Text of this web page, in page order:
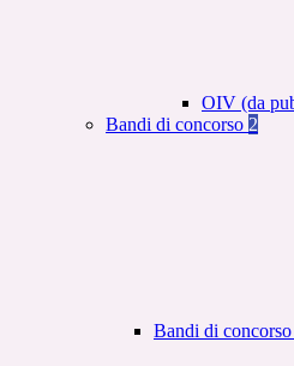
OIV (da
Bandi di concorso 2
Bandi di concorso